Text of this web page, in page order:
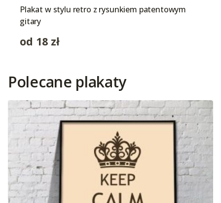
Plakat w stylu retro z rysunkiem patentowym
gitary
od 18 zł
Polecane plakaty